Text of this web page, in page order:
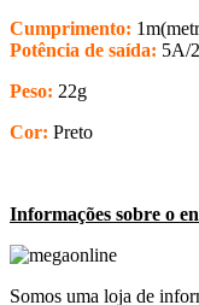
Cumprimento:
Potência de saída: 5A/
Peso: 22g
Cor: Preto
Informações sobre o
Somos uma loja de